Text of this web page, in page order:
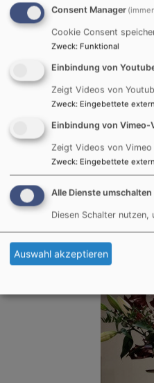
Erntedank
Predigt Erntedank
Consent Manager
Cookie Consent
Zweck: Funktional
Einbindung von
Zeigt Videos von
Zweck: Eingebettete
Einbindung von Vimeo-
Zeigt Videos von Vimeo
Zweck: Eingebettete
Alle Dienste umschalten
Diesen Schalter
Auswahl akzeptieren